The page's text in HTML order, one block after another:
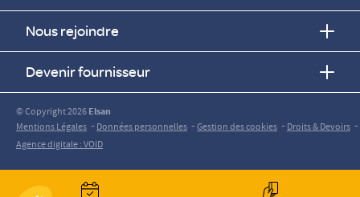
Nous rejoindre
Devenir fournisseur
© Copyright 2026Elsan
Mentions Légales -Données personnelles -Gestion des cookies -Droits & Devoirs -
Agence digitale : VOID